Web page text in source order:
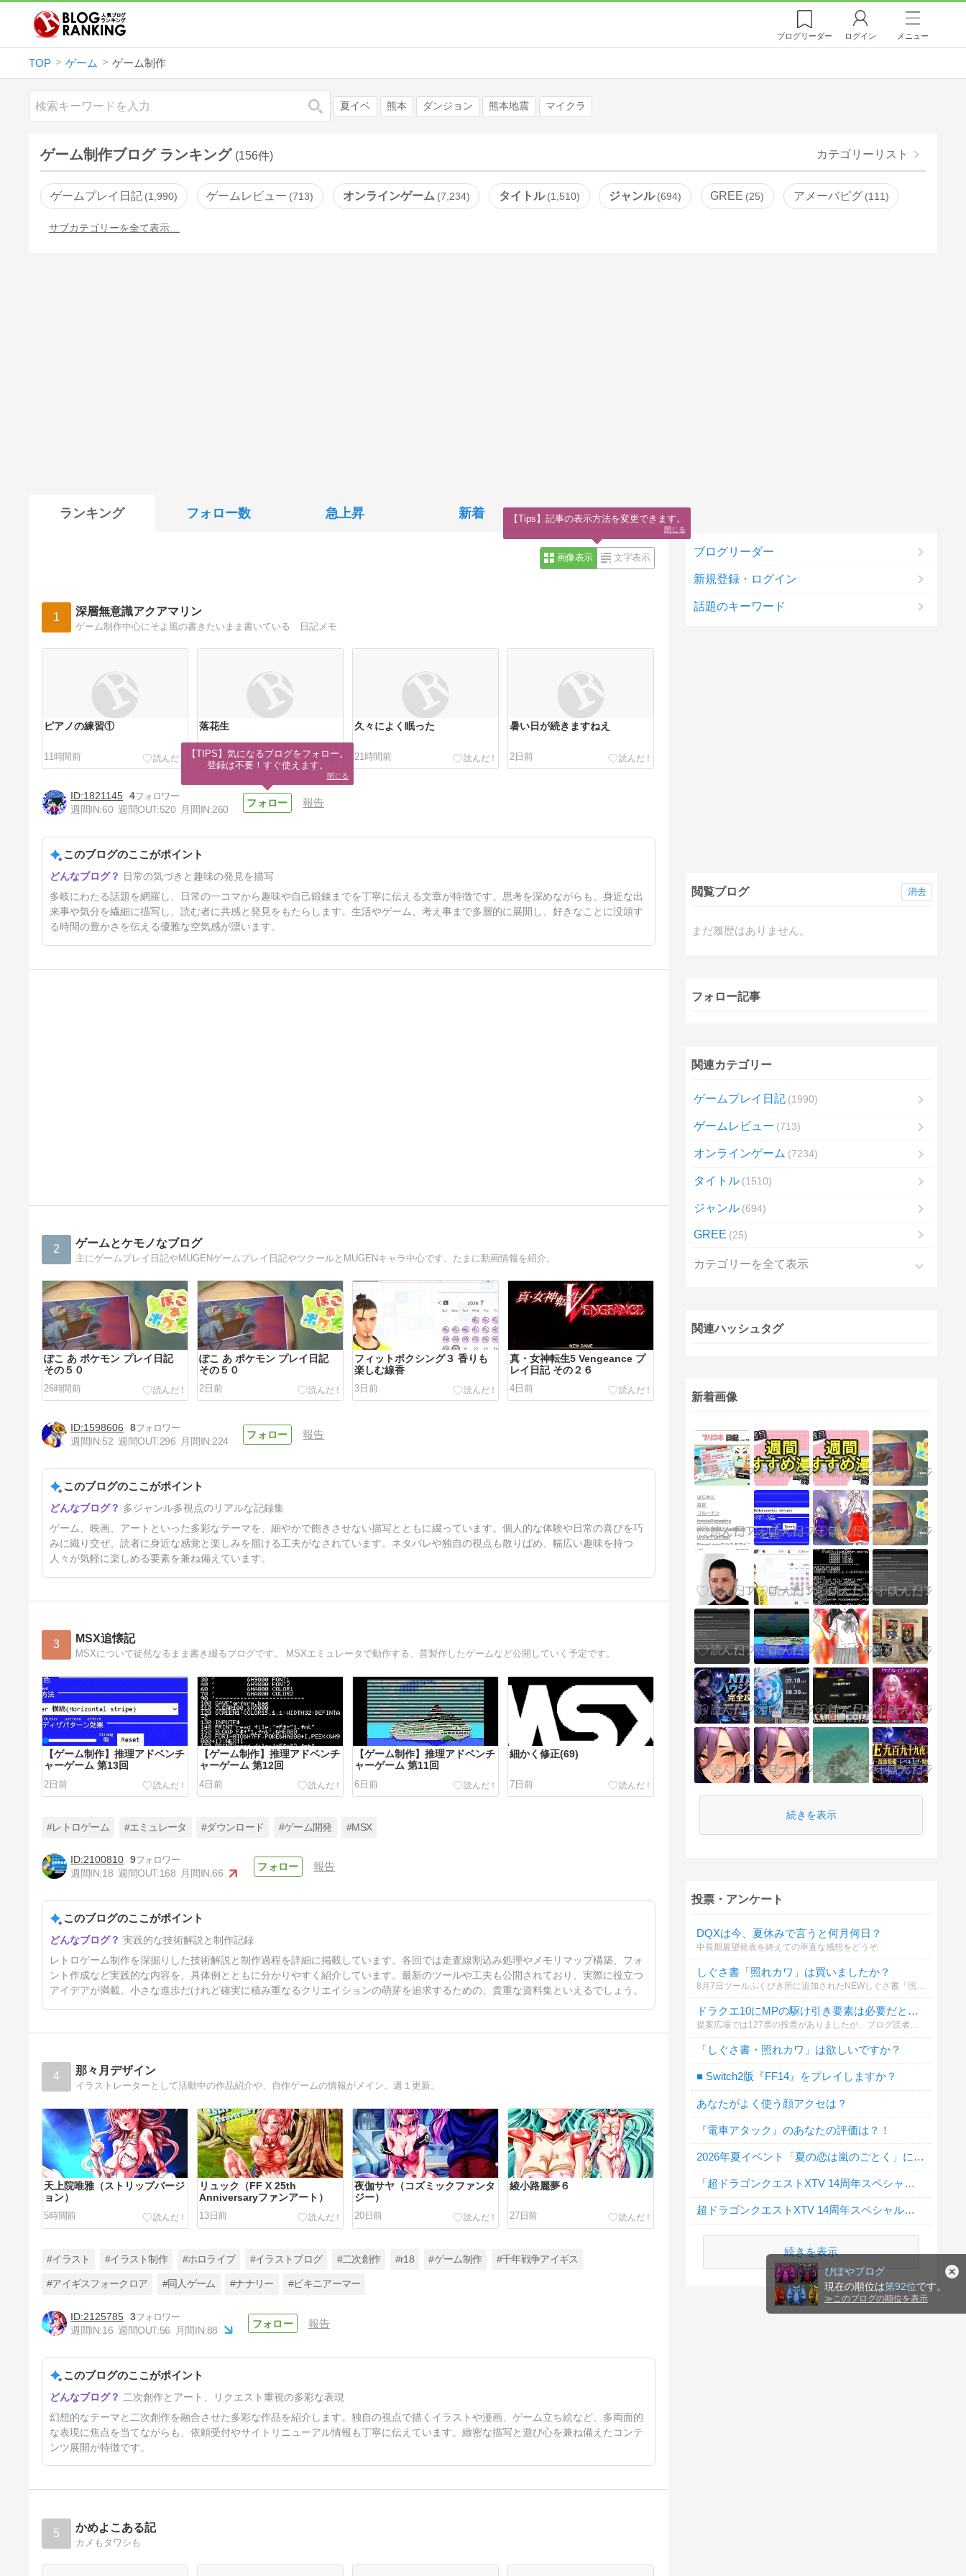
ぴぽやブログ
現在の順位は第92位です。
≫ このブログの順位を表示
ブログリーダー ログイン メニュー
TOP ゲーム ゲーム制作
検索 夏イベ 熊本 ダンジョン 熊本地震 マイクラ
ゲーム制作ブログ ランキング (156件) カテゴリーリスト
ゲームプレイ日記 1,990 ゲームレビュー 713 オンラインゲーム 7,234 タイトル 1,510 ジャンル 694 GREE 25 アメーバピグ 111
サブカテゴリーを全て表示…
ランキング フォロー数 急上昇 新着
画像表示 文字表示
1 深層無意識アクアマリン
ゲーム制作中心にそよ風の書きたいまま書いている 日記メモ
ピアノの練習①
11時間前
落花生
17時間前
久々によく眠った
21時間前
暑い日が続きますねえ
2日前
今日のカレーは美味しい
2日前
1821145 4
週間IN:60 週間OUT:520 月間IN:260
報告
このブログのここがポイント
日常の気づきと趣味の発見を描写
多岐にわたる話題を網羅し、日常の一コマから趣味や自己鍛錬までを丁寧に伝える文章が特徴です。思考を深めながらも、身近な出
来事や気分を繊細に描写し、読む者に共感と発見をもたらします。生活やゲーム、考え事まで多層的に展開し、好きなことに没頭す
る時間の豊かさを伝える優雅な空気感が漂います。
2 ゲームとケモノなブログ
主にゲームプレイ日記やMUGENゲームプレイ日記やツクールとMUGENキャラ中心です。たまに動画情報を紹介。
ぽこ あ ポケモン プレイ日記
その５０
26時間前
ぽこ あ ポケモン プレイ日記
その５０
2日前
フィットボクシング３ 香りも
楽しむ線香
3日前
真・女神転生5 Vengeance プ
レイ日記 その２６
4日前
リズム天国 ミラクルスターズ
その９
5日前
1598606
8
週間IN:52 週間OUT:296 月間IN:224
報告
このブログのここがポイント
多ジャンル多視点のリアルな記録集
ゲーム、映画、アートといった多彩なテーマを、細やかで飽きさせない描写とともに綴っています。個人的な体験や日常の喜びを巧
みに織り交ぜ、読者に身近な感覚と楽しみを届ける工夫がなされています。ネタバレや独自の視点も散りばめ、幅広い趣味を持つ
人々が気軽に楽しめる要素を兼ね備えています。
3 MSX追懐記
MSXについて徒然なるまま書き綴るブログです。 MSXエミュレータで動作する、昔製作したゲームなど公開していく予定です。
【ゲーム制作】推理アドベンチ
ャーゲーム 第13回
2日前
【ゲーム制作】推理アドベンチ
ャーゲーム 第12回
4日前
【ゲーム制作】推理アドベンチ
ャーゲーム 第11回
6日前
細かく修正(69)
7日前
ャーゲーム 第10回
8日前
#レトロゲーム #エミュレータ #ダウンロード #ゲーム開発 #MSX
2100810 9
週間IN:18 週間OUT:168 月間IN:66
報告
このブログのここがポイント
実践的な技術解説と制作記録
レトロゲーム制作を深掘りした技術解説と制作過程を詳細に掲載しています。各回では走査線割込み処理やメモリマップ構築、フォ
ント作成など実践的な内容を、具体例とともに分かりやすく紹介しています。最新のツールや工夫も公開されており、実際に役立つ
アイデアが満載。小さな進歩だけれど確実に積み重なるクリエイションの萌芽を追求するための、貴重な資料集といえるでしょう。
4 那々月デザイン
イラストレーターとして活動中の作品紹介や、自作ゲームの情報がメイン。週１更新。
天上院唯雅（ストリップバージ
ョン）
5時間前
リュック（FF X 25th
Anniversaryファンアート）
13日前
夜伽サヤ（コズミックファンタ
ジー）
20日前
綾小路麗夢６
27日前
夜伽ナナリー22
#イラスト #イラスト制作 #ホロライブ #イラストブログ #二次創作 #r18 #ゲーム制作 #千年戦争アイギス
#アイギスフォークロア #同人ゲーム #ナナリー #ビキニアーマー
2125785 3
週間IN:16 週間OUT:56 月間IN:88
報告
このブログのここがポイント
二次創作とアート、リクエスト重視の多彩な表現
幻想的なテーマと二次創作を融合させた多彩な作品を紹介します。独自の視点で描くイラストや漫画、ゲーム立ち絵など、多両面的
な表現に焦点を当てながらも、依頼受付やサイトリニューアル情報も丁寧に伝えています。緻密な描写と遊び心を兼ね備えたコンテ
ンツ展開が特徴です。
5 かめよこある記
カメもタワシも
ブログリーダー
新規登録・ログイン
話題のキーワード
閲覧ブログ
まだ履歴はありません。
消去
フォロー記事
関連カテゴリー
ゲームプレイ日記 1990
ゲームレビュー 713
オンラインゲーム 7234
タイトル 1510
ジャンル 694
GREE 25
カテゴリーを全て表示
関連ハッシュタグ
新着画像
続きを表示
投票・アンケート
DQXは今、夏休みで言うと何月何日？
中長期展望発表を終えての率直な感想をどうぞ
しぐさ書「照れカワ」は買いましたか？
8月7日ツールふくびき所に追加されたNEWしぐさ書「照れカワ」
ドラクエ10にMPの駆け引き要素は必要だと思いますか？
提案広場では127票の投票がありましたが、ブログ読者のみなさんの本音も知りたいと思い、アンケートを作りました！
「しぐさ書・照れカワ」は欲しいですか？
■ Switch2版『FF14』をプレイしますか？
あなたがよく使う顔アクセは？
『電車アタック』のあなたの評価は？！
2026年夏イベント「夏の恋は嵐のごとく」に行きましたか？
「超ドラゴンクエストXTV 14周年スペシャル」地震による延期について
超ドラゴンクエストXTV 14周年スペシャルを見ましたか？
続きを表示
【TIPS】気になるブログをフォロー。
登録は不要！すぐ使えます。
閉じる
【Tips】記事の表示方法を変更できます。
閉じる